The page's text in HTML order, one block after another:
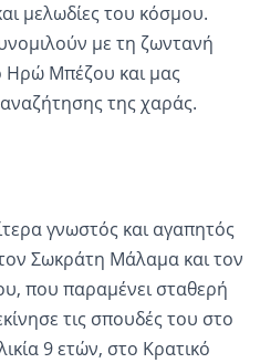
μελωδίες του κόσμου.
με τη ζωντανή
Ηρώ Μπέζου και μας
της χαράς.
γνωστός και αγαπητός
Σωκράτη Μάλαμα και τον
που παραμένει σταθερή
τις σπουδές του στο
9 ετών, στο Κρατικό